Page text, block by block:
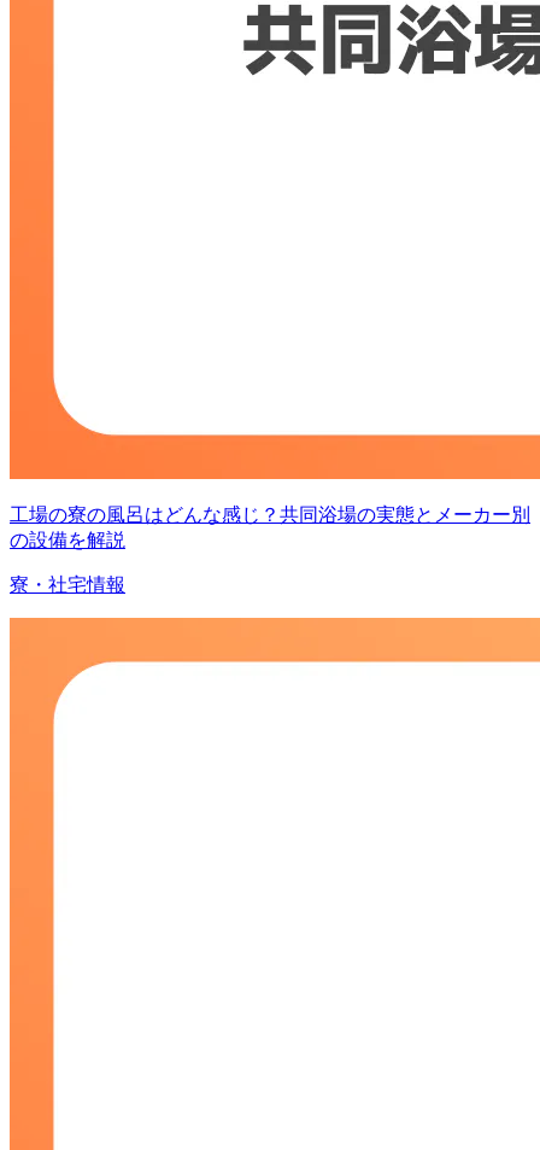
工場の寮の風呂はどんな感じ？共同浴場の実態とメーカー別
の設備を解説
寮・社宅情報